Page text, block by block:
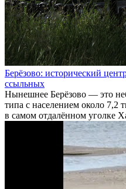
Берёзово: исторический
ссыльных
Нынешнее Берёзово — это
типа с населением около 7,2
в самом отдалённом уголке